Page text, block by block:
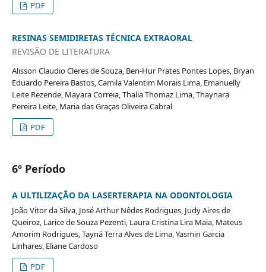
PDF
RESINAS SEMIDIRETAS TÉCNICA EXTRAORAL
REVISÃO DE LITERATURA
Alisson Claudio Cleres de Souza, Ben-Hur Prates Pontes Lopes, Bryan
Eduardo Pereira Bastos, Camila Valentim Morais Lima, Emanuelly
Leite Rezende, Mayara Correia, Thalia Thomaz Lima, Thaynara
Pereira Leite, Maria das Graças Oliveira Cabral
PDF
6º Período
A ULTILIZAÇÃO DA LASERTERAPIA NA ODONTOLOGIA
João Vitor da Silva, José Arthur Nêdes Rodrigues, Judy Aires de
Queiroz, Larice de Souza Pezenti, Laura Cristina Lira Maia, Mateus
Amorim Rodrigues, Tayná Terra Alves de Lima, Yasmin Garcia
Linhares, Eliane Cardoso
PDF